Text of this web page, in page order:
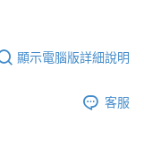
顯示電腦版詳細說明
客服